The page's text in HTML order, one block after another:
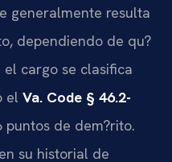
generalmente resulta
dependiendo de qu?
el cargo se clasifica
el Va. Code § 46.2-
de dem?rito.
su historial de